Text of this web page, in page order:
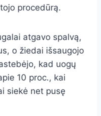
procedūrą.
atgavo spalvą,
o žiedai išsaugojo
kad uogų
10 proc., kai
siekė net pusę